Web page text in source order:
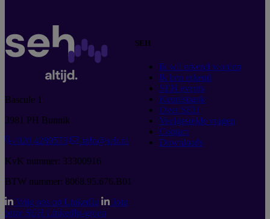
Bascule 1
3981 PH Bunnik
020 4289573
info@seh.nl
KvK nummer: 33300916
BTW nummer: 8068.95.676.B01
Volg ons op LinkedIn
Join
onze SEH LinkedIn-groep
SEH
Ik wil erkend worden
Ik ben erkend
SEH events
Kennisbank
Over SEH
Veelgestelde vragen
Contact
Downloads